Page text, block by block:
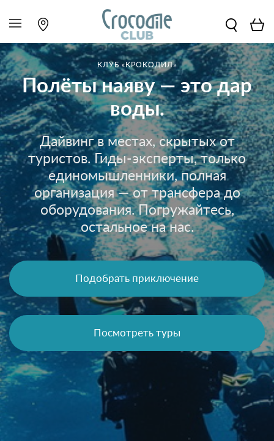
КЛУБ «КРОКОДИЛ»
Полёты наяву — это дар
воды.
Дайвинг в местах, скрытых от
туристов. Гиды-эксперты, только
единомышленники, полная
организация — от трансфера до
оборудования. Погружайтесь,
остальное на нас.
Подобрать приключение
Посмотреть туры